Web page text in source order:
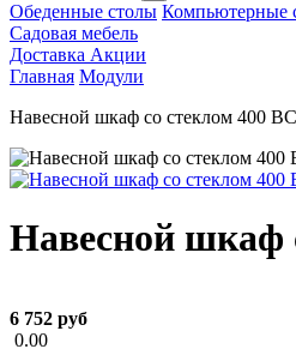
Обеденные столы Компьютерные
Садовая мебель
Доставка Акции
Главная Модули
Навесной шкаф со стеклом 400
Навесной шкаф
6 752 руб
0.00